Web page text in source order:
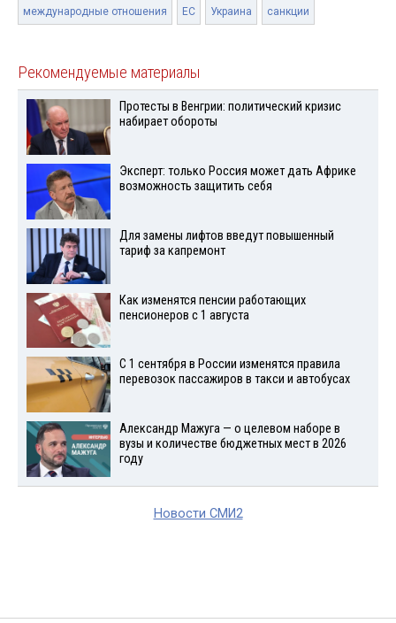
международные отношения ЕС Украина санкции
Рекомендуемые материалы
Протесты в Венгрии: политический кризис
набирает обороты
Эксперт: только Россия может дать Африке
возможность защитить себя
Для замены лифтов введут повышенный
тариф за капремонт
Как изменятся пенсии работающих
пенсионеров с 1 августа
С 1 сентября в России изменятся правила
перевозок пассажиров в такси и автобусах
Александр Мажуга — о целевом наборе в
вузы и количестве бюджетных мест в 2026
году
Новости СМИ2